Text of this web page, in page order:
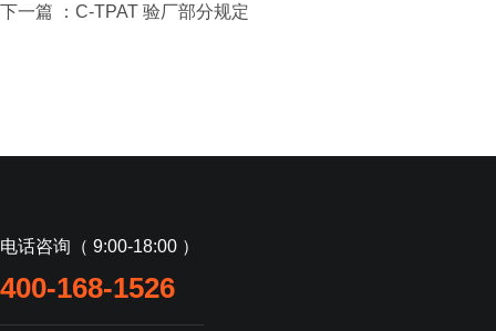
下一篇 ： C-TPAT 验厂部分规定
电话咨询（ 9:00-18:00 ）
400-168-1526